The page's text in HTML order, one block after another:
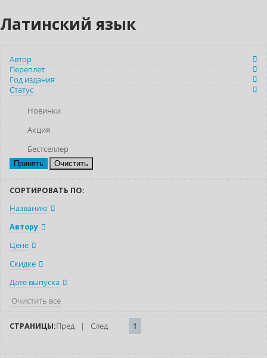
Латинский язык
Автор
Переплет
Год издания
Статус
Новинки
Акция
Бестселлер
Очистить
СОРТИРОВАТЬ ПО:
Названию
Автору
Цене
Скидке
Дате выпуска
Очистить все
СТРАНИЦЫ:Пред | След 1